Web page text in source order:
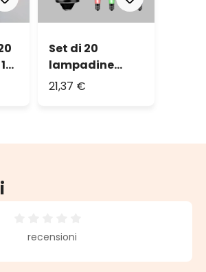
Set di 20
lampadine
Filament led
21,37 €
di 0 su 5 stelle
recensioni